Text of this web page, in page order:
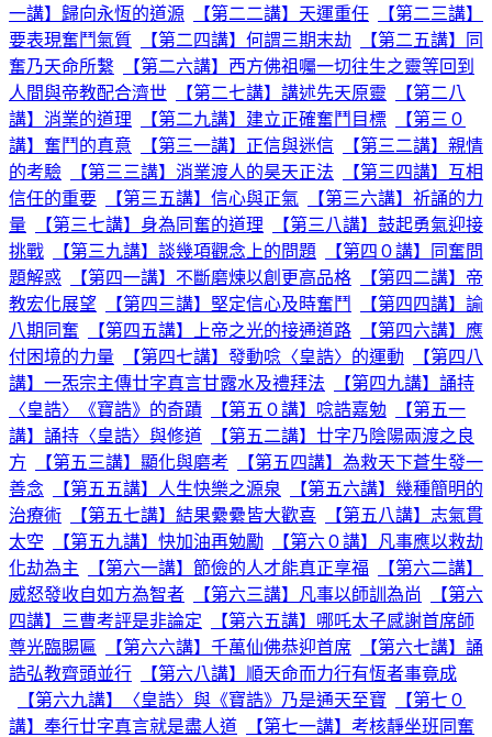
一講】歸向永恆的道源
【第二二講】天運重任
【第二三講】
要表現奮鬥氣質
【第二四講】何謂三期末劫
【第二五講】同
奮乃天命所繫
【第二六講】西方佛祖囑一切往生之靈等回到
人間與帝教配合濟世
【第二七講】講述先天原靈
【第二八
講】消業的道理
【第二九講】建立正確奮鬥目標
【第三０
講】奮鬥的真意
【第三一講】正信與迷信
【第三二講】親情
的考驗
【第三三講】消業渡人的昊天正法
【第三四講】互相
信任的重要
【第三五講】信心與正氣
【第三六講】祈誦的力
量
【第三七講】身為同奮的道理
【第三八講】鼓起勇氣迎接
挑戰
【第三九講】談幾項觀念上的問題
【第四０講】同奮問
題解惑
【第四一講】不斷磨煉以創更高品格
【第四二講】帝
教宏化展望
【第四三講】堅定信心及時奮鬥
【第四四講】諭
八期同奮
【第四五講】上帝之光的接通道路
【第四六講】應
付困境的力量
【第四七講】發動唸〈皇誥〉的運動
【第四八
講】一炁宗主傳廿字真言甘露水及禮拜法
【第四九講】誦持
〈皇誥〉《寶誥》的奇蹟
【第五０講】唸誥嘉勉
【第五一
講】誦持〈皇誥〉與修道
【第五二講】廿字乃陰陽兩渡之良
方
【第五三講】顯化與磨考
【第五四講】為救天下蒼生發一
善念
【第五五講】人生快樂之源泉
【第五六講】幾種簡明的
治療術
【第五七講】結果纍纍皆大歡喜
【第五八講】志氣貫
太空
【第五九講】快加油再勉勵
【第六０講】凡事應以救劫
化劫為主
【第六一講】節儉的人才能真正享福
【第六二講】
威怒發收自如方為智者
【第六三講】凡事以師訓為尚
【第六
四講】三曹考評是非論定
【第六五講】哪吒太子感謝首席師
尊光臨賜匾
【第六六講】千萬仙佛恭迎首席
【第六七講】誦
誥弘教齊頭並行
【第六八講】順天命而力行有恆者事竟成
【第六九講】〈皇誥〉與《寶誥》乃是通天至寶
【第七０
講】奉行廿字真言就是盡人道
【第七一講】考核靜坐班同奮